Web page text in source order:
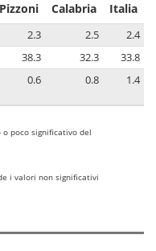
Pizzoni Calabria Italia
2.3 2.5
2.4
38.3 32.3
33.8
0.6 0.8 1.4
poco significativo del
i valori non significativi